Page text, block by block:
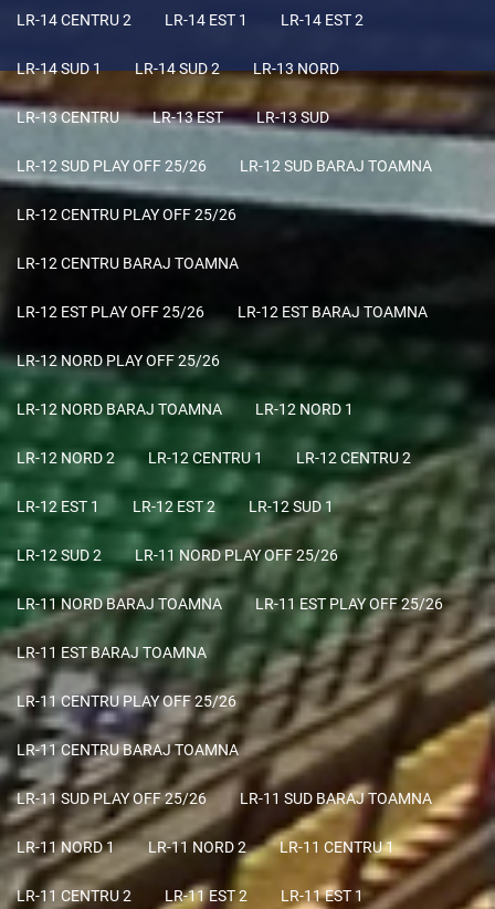
LR-14 CENTRU 2 LR-14 EST 1 LR-14 EST 2
LR-14 SUD 1 LR-14 SUD 2 LR-13 NORD
LR-13 CENTRU LR-13 EST LR-13 SUD
LR-12 SUD PLAY OFF 25/26 LR-12 SUD BARAJ TOAMNA
LR-12 CENTRU PLAY OFF 25/26
LR-12 CENTRU BARAJ TOAMNA
LR-12 EST PLAY OFF 25/26 LR-12 EST BARAJ TOAMNA
LR-12 NORD PLAY OFF 25/26
LR-12 NORD BARAJ TOAMNA LR-12 NORD 1
LR-12 NORD 2 LR-12 CENTRU 1 LR-12 CENTRU 2
LR-12 EST 1 LR-12 EST 2 LR-12 SUD 1
LR-12 SUD 2 LR-11 NORD PLAY OFF 25/26
LR-11 NORD BARAJ TOAMNA LR-11 EST PLAY OFF 25/26
LR-11 EST BARAJ TOAMNA
LR-11 CENTRU PLAY OFF 25/26
LR-11 CENTRU BARAJ TOAMNA
LR-11 SUD PLAY OFF 25/26 LR-11 SUD BARAJ TOAMNA
LR-11 NORD 1 LR-11 NORD 2 LR-11 CENTRU 1
LR-11 CENTRU 2 LR-11 EST 2 LR-11 EST 1